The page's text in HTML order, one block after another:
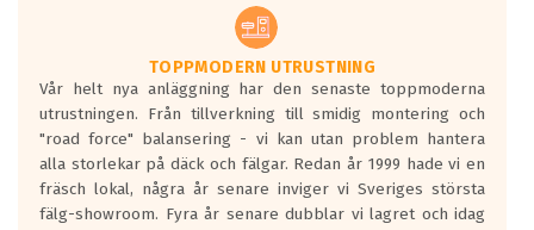
TOPPMODERN UTRUSTNING
Vår helt nya anläggning har den senaste toppmoderna
utrustningen. Från tillverkning till smidig montering och
"road force" balansering - vi kan utan problem hantera
alla storlekar på däck och fälgar. Redan år 1999 hade vi en
fräsch lokal, några år senare inviger vi Sveriges största
fälg-showroom. Fyra år senare dubblar vi lagret och idag